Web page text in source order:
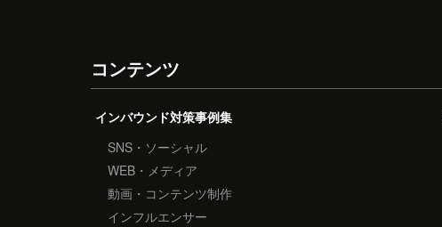
コンテンツ
インバウンド対策事例集
SNS・ソーシャル
WEB・メディア
動画・コンテンツ制作
インフルエンサー